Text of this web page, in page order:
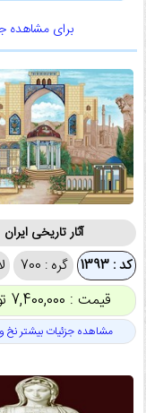
برای مشاهده
آثار تاریخی ایران
کد : 1393 گره : 700
قیمت : 7,400,000 تومان
مشاهده جزئیات بیشتر نخ